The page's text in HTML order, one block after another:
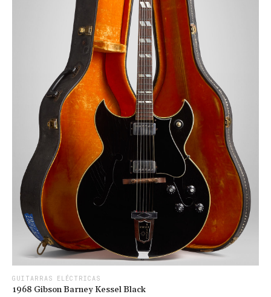
GUITARRAS ELÉCTRICAS
1968 Gibson Barney Kessel Black